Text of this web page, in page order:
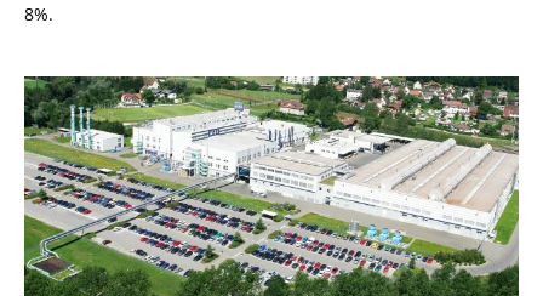
8%.